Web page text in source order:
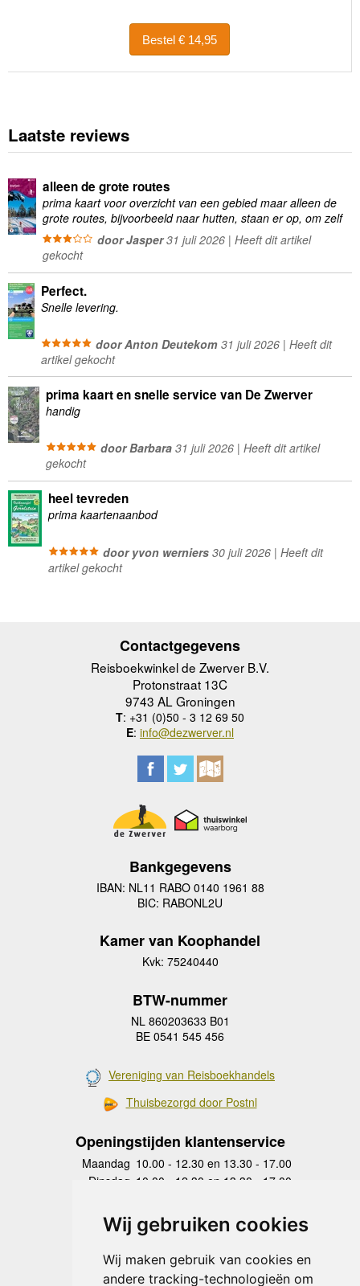
Wij gebruiken cookies
Wij maken gebruik van cookies en
andere tracking-technologieën om
Bestel € 14,95
Laatste reviews
alleen de grote routes
prima kaart voor overzicht van een gebied maar alleen de
grote routes, bijvoorbeeld naar hutten, staan er op, om zelf
wandelingen te plannen minder geschikt
door Jasper31 juli 2026 | Heeft dit artikel
gekocht
Perfect.
Snelle levering.
door Anton Deutekom31 juli 2026 | Heeft dit
artikel gekocht
prima kaart en snelle service van De Zwerver
handig
door Barbara31 juli 2026 | Heeft dit artikel
gekocht
heel tevreden
prima kaartenaanbod
door yvon werniers30 juli 2026 | Heeft dit
artikel gekocht
Contactgegevens
Reisboekwinkel de Zwerver B.V.
Protonstraat 13C
9743 AL Groningen
T: +31 (0)50 - 3 12 69 50
E: info@dezwerver.nl
Bankgegevens
IBAN: NL11 RABO 0140 1961 88
BIC: RABONL2U
Kamer van Koophandel
Kvk: 75240440
BTW-nummer
NL 860203633 B01
BE 0541 545 456
Vereniging van Reisboekhandels
Thuisbezorgd door Postnl
Openingstijden klantenservice
Maandag 10.00 - 12.30 en 13.30 - 17.00
Dinsdag 10.00 - 12.30 en 13.30 - 17.00
Donderdag
10.00 - 12.30 en 13.30 - 17.00
Vrijdag 10.00 - 12.30 en 13.30 - 17.00
Zaterdag
gesloten
Zondag gesloten